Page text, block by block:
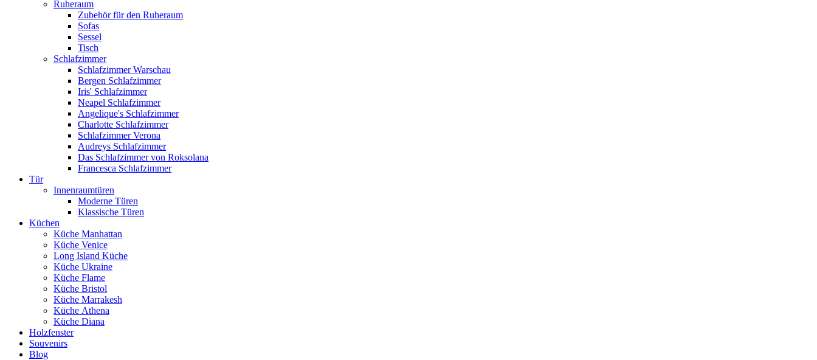
Ruheraum
Zubehör für den Ruheraum
Sofas
Sessel
Tisch
Schlafzimmer
Schlafzimmer Warschau
Bergen Schlafzimmer
Iris' Schlafzimmer
Neapel Schlafzimmer
Angelique's Schlafzimmer
Charlotte Schlafzimmer
Schlafzimmer Verona
Audreys Schlafzimmer
Das Schlafzimmer von Roksolana
Francesca Schlafzimmer
Tür
Innenraumtüren
Moderne Türen
Klassische Türen
Küchen
Küche Manhattan
Küche Venice
Long Island Küche
Küche Ukraine
Küche Flame
Küche Bristol
Küche Marrakesh
Küche Athena
Küche Diana
Holzfenster
Souvenirs
Blog